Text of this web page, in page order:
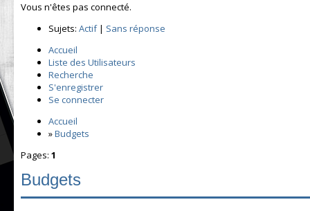
Vous n'êtes pas connecté.
Sujets: Actif| Sans réponse
Accueil
Liste des Utilisateurs
Recherche
S'enregistrer
Se connecter
Accueil
»Budgets
Pages: 1
Budgets